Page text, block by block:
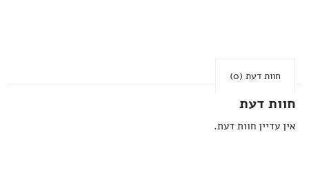
חוות דעת (0)
חוות דעת
אין עדיין חוות דעת.